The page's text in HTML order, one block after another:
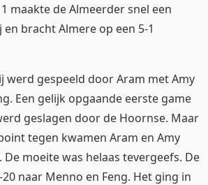
maakte de Almeerder snel een
bracht Almere op een 5-1
werd gespeeld door Aram met Amy
Een gelijk opgaande eerste game
geslagen door de Hoornse. Maar
tegen kwamen Aram en Amy
moeite was helaas tevergeefs. De
naar Menno en Feng. Het ging in